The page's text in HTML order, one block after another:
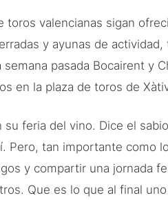
valencianas sigan
y ayunas de
pasada Bocairent y
en la plaza de toros de
feria del vino. Dice el
tan importante como
y compartir una jornada
Que es lo que al final